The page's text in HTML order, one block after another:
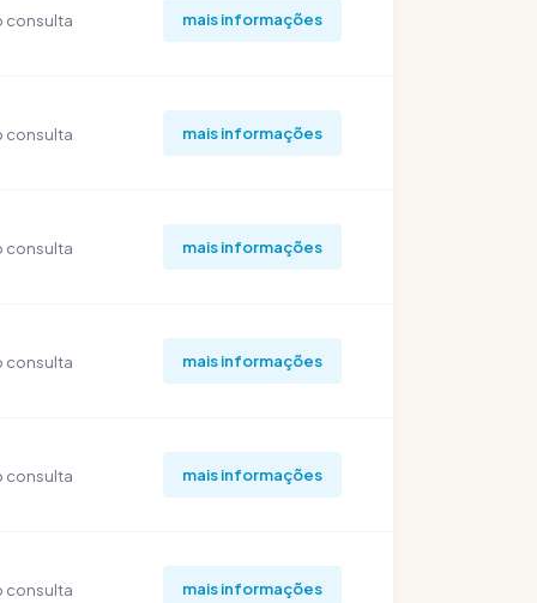
consulta mais informações
consulta mais informações
consulta mais informações
consulta mais informações
consulta mais informações
consulta mais informações